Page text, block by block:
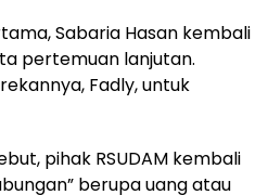
Sabaria Hasan kembali
pertemuan lanjutan.
Fadly, untuk
pihak RSUDAM kembali
berupa uang atau